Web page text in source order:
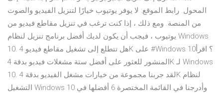
المحول. رابط الموقع: لا يوفر يوتيوب خيارًا لتنزيل الفيديو والصوت
من المنصة. ومع ذلك ، إذا كنت ترغب في تنزيل مقاطع فيديو من
يوتيوب ، فيجب أن يكون لديك أفضل برنامج تنزيل لنظام Windows
10. هل تتطلع إلى تشغيل مقاطع فيديو 4K على #Windows 10؟ اقرأ
المنشور للعثور على أفضل ستة مشغلات فيديو بدقة 4K لـ Windows
10. لقد جربنا مجموعة من خيارات مشغل الفيديو بدقة 4K لنظام
التشغيل Windows 10 وأدرجنا في القائمة المختصرة 6 أفضلها في